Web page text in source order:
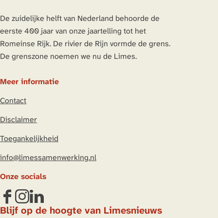
De zuidelijke helft van Nederland behoorde de
eerste 400 jaar van onze jaartelling tot het
Romeinse Rijk. De rivier de Rijn vormde de grens.
De grenszone noemen we nu de Limes.
Meer informatie
Contact
Disclaimer
Toegankelijkheid
info@limessamenwerking.nl
Onze socials
F
a
I
n
L
i
Blijf op de hoogte van Limesnieuws